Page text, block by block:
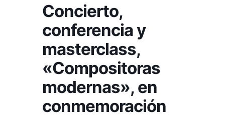
Concierto,
conferencia y
masterclass,
«Compositoras
modernas», en
conmemoración